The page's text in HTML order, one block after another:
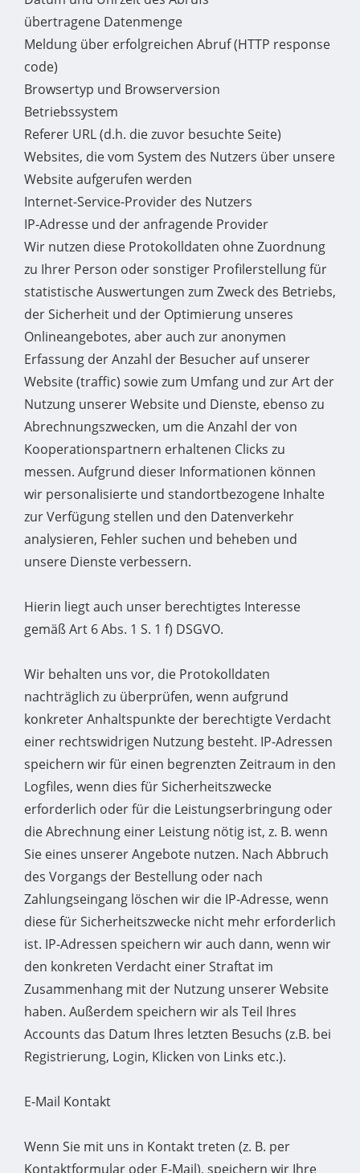
übertragene Datenmenge
Meldung über erfolgreichen Abruf (HTTP response
code)
Browsertyp und Browserversion
Betriebssystem
Referer URL (d.h. die zuvor besuchte Seite)
Websites, die vom System des Nutzers über unsere
Website aufgerufen werden
Internet-Service-Provider des Nutzers
IP-Adresse und der anfragende Provider
Wir nutzen diese Protokolldaten ohne Zuordnung
zu Ihrer Person oder sonstiger Profilerstellung für
statistische Auswertungen zum Zweck des Betriebs,
der Sicherheit und der Optimierung unseres
Onlineangebotes, aber auch zur anonymen
Erfassung der Anzahl der Besucher auf unserer
Website (traffic) sowie zum Umfang und zur Art der
Nutzung unserer Website und Dienste, ebenso zu
Abrechnungszwecken, um die Anzahl der von
Kooperationspartnern erhaltenen Clicks zu
messen. Aufgrund dieser Informationen können
wir personalisierte und standortbezogene Inhalte
zur Verfügung stellen und den Datenverkehr
analysieren, Fehler suchen und beheben und
unsere Dienste verbessern.
Hierin liegt auch unser berechtigtes Interesse
gemäß Art 6 Abs. 1 S. 1 f) DSGVO.
Wir behalten uns vor, die Protokolldaten
nachträglich zu überprüfen, wenn aufgrund
konkreter Anhaltspunkte der berechtigte Verdacht
einer rechtswidrigen Nutzung besteht. IP-Adressen
speichern wir für einen begrenzten Zeitraum in den
Logfiles, wenn dies für Sicherheitszwecke
erforderlich oder für die Leistungserbringung oder
die Abrechnung einer Leistung nötig ist, z. B. wenn
Sie eines unserer Angebote nutzen. Nach Abbruch
des Vorgangs der Bestellung oder nach
Zahlungseingang löschen wir die IP-Adresse, wenn
diese für Sicherheitszwecke nicht mehr erforderlich
ist. IP-Adressen speichern wir auch dann, wenn wir
den konkreten Verdacht einer Straftat im
Zusammenhang mit der Nutzung unserer Website
haben. Außerdem speichern wir als Teil Ihres
Accounts das Datum Ihres letzten Besuchs (z.B. bei
Registrierung, Login, Klicken von Links etc.).
E-Mail Kontakt
Wenn Sie mit uns in Kontakt treten (z. B. per
Kontaktformular oder E-Mail), speichern wir Ihre